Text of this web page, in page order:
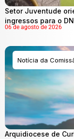
Setor Juventude
ingressos para o
06 de agosto de 2026
Notícia da
Arquidiocese de